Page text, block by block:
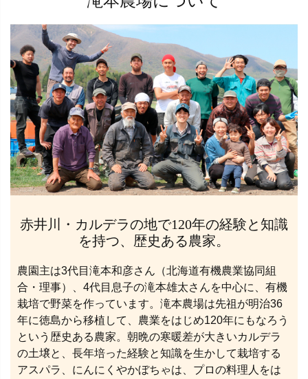
赤井川・カルデラの地で120年の経験と知識
を持つ、歴史ある農家。
農園主は3代目滝本和彦さん（北海道有機農業協同組
合・理事）、4代目息子の滝本雄太さんを中心に、有機
栽培で野菜を作っています。滝本農場は先祖が明治36
年に徳島から移植して、農業をはじめ120年にもなろう
という歴史ある農家。朝晩の寒暖差が大きいカルデラ
の土壌と、長年培った経験と知識を生かして栽培する
アスパラ、にんにくやかぼちゃは、プロの料理人をは